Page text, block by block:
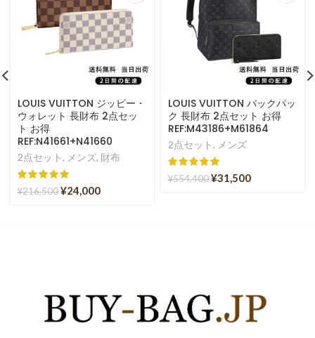
LOUIS VUITTON ジッピー・
ウォレット 長財布 2点セッ
ト お得
REF:N41661+N41660
2点セット, メンズ, 財布
¥216,500¥24,000
LOUIS VUITTON バックパッ
ク 長財布 2点セット お得
REF:M43186+M61864
2点セット, メンズ
¥554,400¥31,500